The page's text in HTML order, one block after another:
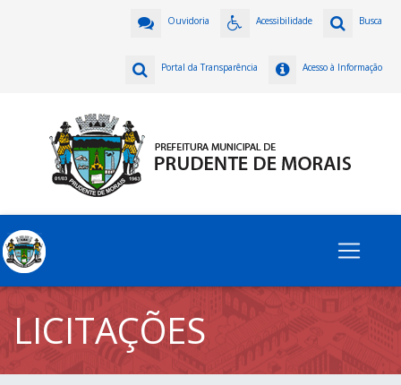
Busca
Acessibilidade
Ouvidoria
Acesso à Informação
Portal da Transparência
LICITAÇÕES